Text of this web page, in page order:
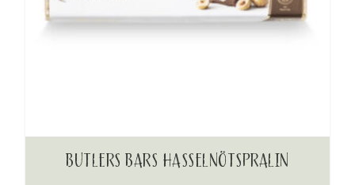
BUTLERS BARS HASSELNÖTSPRALIN